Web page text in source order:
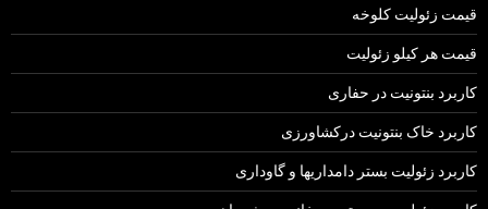
قیمت زئولیت کلوخه
قیمت هر کیلو زئولیت
کاربرد بنتونیت در حفاری
کاربرد خاک بنتونیت درکشاورزی
کاربرد زئولیت بستر دامداریها و گاوداری